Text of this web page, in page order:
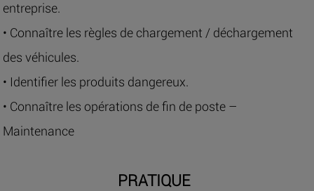
entreprise.
• Connaître les règles de chargement / déchargement
des véhicules.
• Identifier les produits dangereux.
• Connaître les opérations de fin de poste –
Maintenance
PRATIQUE